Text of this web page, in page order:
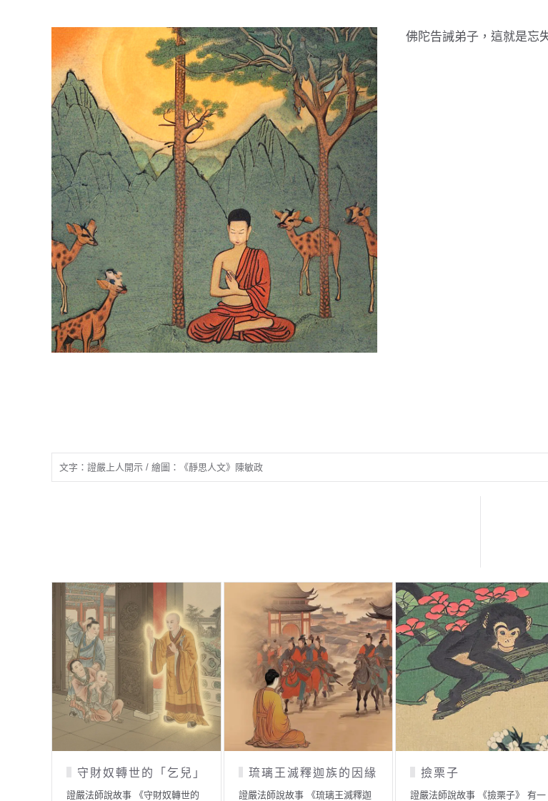
佛陀告誡弟子，這就是忘
文字：證嚴上人開示 / 繪圖：《靜思人文》陳敏政
守財奴轉世的「乞兒」
證嚴法師說故事 《守財奴轉世的
琉璃王滅釋迦族的因緣
證嚴法師說故事 《琉璃王滅釋迦
撿栗子
證嚴法師說故事 《撿栗子》 有一